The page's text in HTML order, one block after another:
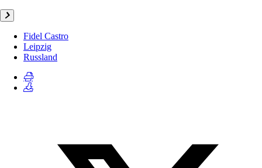
Fidel Castro
Leipzig
Russland